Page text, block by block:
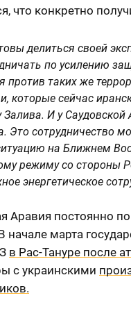
что конкретно
делиться своей
по усилению
против таких же
которые сейчас
Залива. И у
Это сотрудничество
на Ближнем
режиму со стороны
энергетическое
Аравия постоянно
начале марта
в Рас-Тануре после
с украинскими